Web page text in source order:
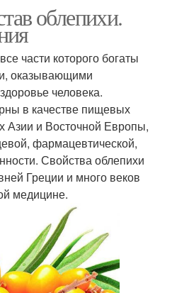
облепихи.
части которого богаты
оказывающими
человека.
в качестве пищевых
Азии и Восточной Европы,
фармацевтической,
Свойства облепихи
Греции и много веков
медицине.